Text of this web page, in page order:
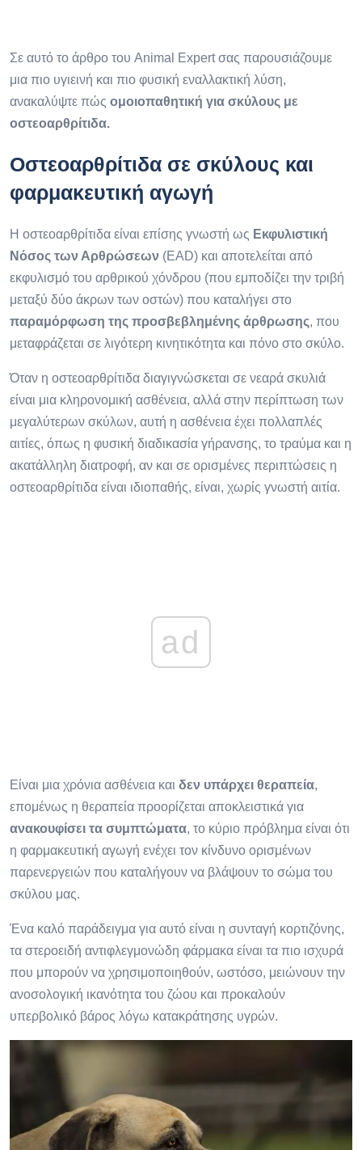
Σε αυτό το άρθρο του Animal Expert σας παρουσιάζουμε
μια πιο υγιεινή και πιο φυσική εναλλακτική λύση,
ανακαλύψτε πώς ομοιοπαθητική για σκύλους με
οστεοαρθρίτιδα.
Οστεοαρθρίτιδα σε σκύλους και
φαρμακευτική αγωγή
Η οστεοαρθρίτιδα είναι επίσης γνωστή ως Εκφυλιστική
Νόσος των Αρθρώσεων (EAD) και αποτελείται από
εκφυλισμό του αρθρικού χόνδρου (που εμποδίζει την τριβή
μεταξύ δύο άκρων των οστών) που καταλήγει στο
παραμόρφωση της προσβεβλημένης άρθρωσης, που
μεταφράζεται σε λιγότερη κινητικότητα και πόνο στο σκύλο.
Όταν η οστεοαρθρίτιδα διαγιγνώσκεται σε νεαρά σκυλιά
είναι μια κληρονομική ασθένεια, αλλά στην περίπτωση των
μεγαλύτερων σκύλων, αυτή η ασθένεια έχει πολλαπλές
αιτίες, όπως η φυσική διαδικασία γήρανσης, το τραύμα και η
ακατάλληλη διατροφή, αν και σε ορισμένες περιπτώσεις η
οστεοαρθρίτιδα είναι ιδιοπαθής, είναι, χωρίς γνωστή αιτία.
ad
Είναι μια χρόνια ασθένεια και δεν υπάρχει θεραπεία,
επομένως η θεραπεία προορίζεται αποκλειστικά για
ανακουφίσει τα συμπτώματα, το κύριο πρόβλημα είναι ότι
η φαρμακευτική αγωγή ενέχει τον κίνδυνο ορισμένων
παρενεργειών που καταλήγουν να βλάψουν το σώμα του
σκύλου μας.
Ένα καλό παράδειγμα για αυτό είναι η συνταγή κορτιζόνης,
τα στεροειδή αντιφλεγμονώδη φάρμακα είναι τα πιο ισχυρά
που μπορούν να χρησιμοποιηθούν, ωστόσο, μειώνουν την
ανοσολογική ικανότητα του ζώου και προκαλούν
υπερβολικό βάρος λόγω κατακράτησης υγρών.